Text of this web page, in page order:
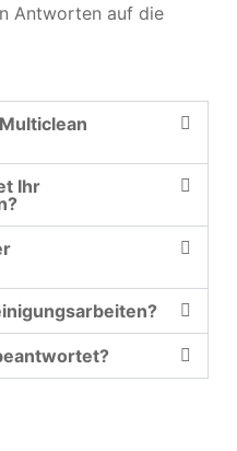
Antworten auf die
Ihr